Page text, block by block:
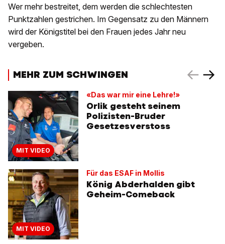
Wer mehr bestreitet, dem werden die schlechtesten
Punktzahlen gestrichen. Im Gegensatz zu den Männern
wird der Königstitel bei den Frauen jedes Jahr neu
vergeben.
MEHR ZUM SCHWINGEN
MIT VIDEO
«Das war mir eine Lehre!»
Orlik gesteht seinem
Polizisten-Bruder
Gesetzesverstoss
MIT VIDEO
Für das ESAF in Mollis
König Abderhalden gibt
Geheim-Comeback